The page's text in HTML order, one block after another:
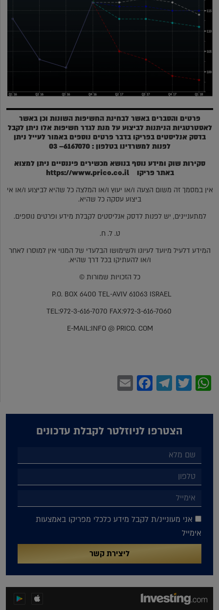
פרטים והסברים באשר לבחינת החשיפות השונות וכן באשר
לאסטרטגיות הניתנות לביצוע על מנת לגדר חשיפות אלו ניתן לקבל
בדסק אנליסטים בפריקו בדבר פרטים נוספים באמור לעייל ניתן
לפנות למשרדינו בטלפון : 6167070– 03
סקירות שוק ומידע נוסף בנושא מכשירים פיננסיים ניתן למצוא
באתר פריקוhttps://www.prico.co.il
אין במסמך זה משום הצעה ו/או יעוץ ו/או המלצה כל שהיא לביצוע ו/או אי
ביצוע עסקה כל שהיא.
למתעניינים, יש לפנות לדסק אנליסטים לקבלת מידע ופרטים נוספים.
ט. ל. ח.
המידע דלעיל מיועד לעיונו ולשימושו הבלעדי של המנוי אין למוסרו לאחר
ו/או להעתיקו בכל דרך שהיא.
כל הזכויות שמורות ©
P.O. BOX 6400 TEL-AVIV 61063 ISRAEL
E-MAIL:INFO @ PRICO. COM
WhatsApp
Twitter
Telegram
Facebook
הצטרפו לניוזלטר לקבלת עדכונים
אני מעוניינ/ת לקבל מידע כלכלי מפריקו באמצעות
אימייל
ליצירת קשר